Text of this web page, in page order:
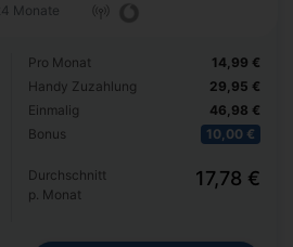
Monate
Pro Monat
Handy Zuzahlung
Einmalig
Bonus
14,99 €
29,95 €
46,98 €
10,00 €
Durchschnitt
p. Monat
17,78 €